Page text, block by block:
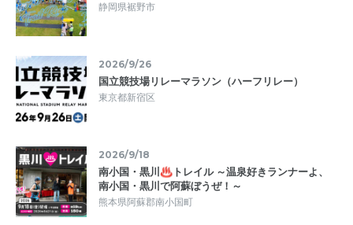
静岡県裾野市
2026/9/26
国立競技場リレーマラソン（ハーフリレー）
東京都新宿区
2026/9/18
南小国・黒川♨トレイル ～温泉好きランナーよ、
南小国・黒川で阿蘇ぼうぜ！～
熊本県阿蘇郡南小国町